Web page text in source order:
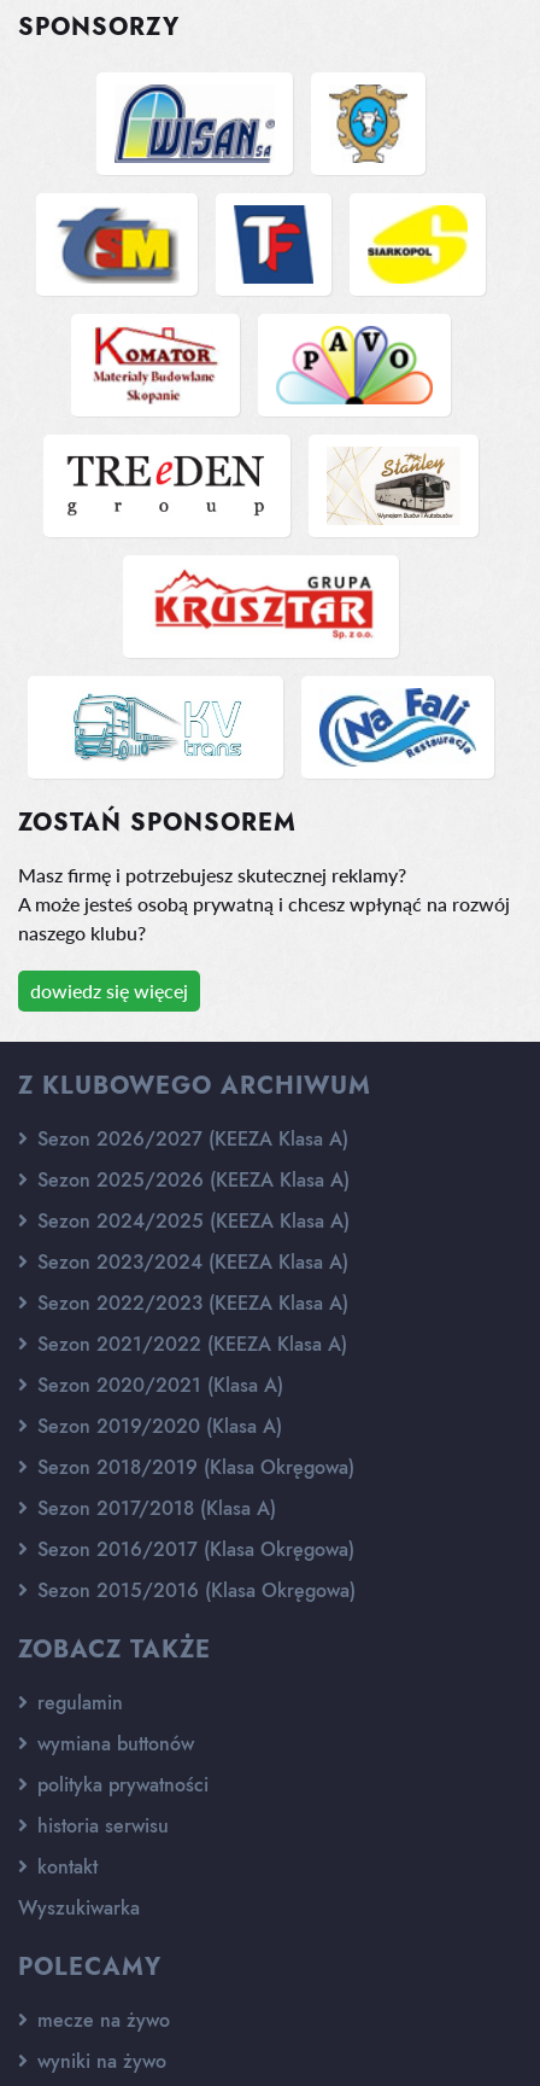
SPONSORZY
ZOSTAŃ SPONSOREM
Masz firmę i potrzebujesz skutecznej reklamy?
A może jesteś osobą prywatną i chcesz wpłynąć na rozwój
naszego klubu?
dowiedz się więcej
Z KLUBOWEGO ARCHIWUM
Sezon 2026/2027 (KEEZA Klasa A)
Sezon 2025/2026 (KEEZA Klasa A)
Sezon 2024/2025 (KEEZA Klasa A)
Sezon 2023/2024 (KEEZA Klasa A)
Sezon 2022/2023 (KEEZA Klasa A)
Sezon 2021/2022 (KEEZA Klasa A)
Sezon 2020/2021 (Klasa A)
Sezon 2019/2020 (Klasa A)
Sezon 2018/2019 (Klasa Okręgowa)
Sezon 2017/2018 (Klasa A)
Sezon 2016/2017 (Klasa Okręgowa)
Sezon 2015/2016 (Klasa Okręgowa)
ZOBACZ TAKŻE
regulamin
wymiana buttonów
polityka prywatności
historia serwisu
kontakt
Wyszukiwarka
POLECAMY
mecze na żywo
wyniki na żywo